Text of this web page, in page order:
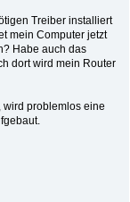
Treiber installiert
mein Computer jetzt
Habe auch das
dort wird mein Router
wird problemlos eine